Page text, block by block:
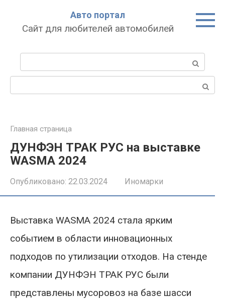
Авто портал
Сайт для любителей автомобилей
Главная страница
ДУНФЭН ТРАК РУС на выставке
WASMA 2024
Опубликовано: 22.03.2024 Иномарки
Выставка WASMA 2024 стала ярким
событием в области инновационных
подходов по утилизации отходов. На стенде
компании ДУНФЭН ТРАК РУС были
представлены мусоровоз на базе шасси